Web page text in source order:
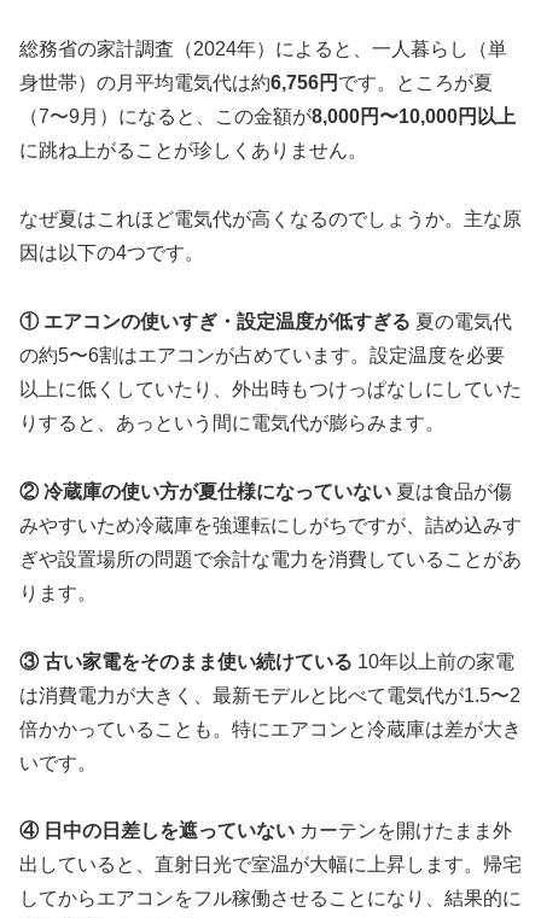
照明の見直しで年間節約
LED電球への切り替えを検討する
使わない部屋の照明はこまめに消す
電力会社のプランを見直す
時間帯別料金プランの活用
熱中症対策と節約を両立するために
総務省の家計調査（2024年）によると、一人暮らし（単
身世帯）の月平均電気代は約6,756円 です。ところが夏
（7〜9月）になると、この金額が8,000円〜10,000円以上
に跳ね上がることが珍しくありません。
なぜ夏はこれほど電気代が高くなるのでしょうか。主な原
因は以下の4つです。
① エアコンの使いすぎ・設定温度が低すぎる 夏の電気代
の約5〜6割はエアコンが占めています。設定温度を必要
以上に低くしていたり、外出時もつけっぱなしにしていた
りすると、あっという間に電気代が膨らみます。
② 冷蔵庫の使い方が夏仕様になっていない 夏は食品が傷
みやすいため冷蔵庫を強運転にしがちですが、詰め込みす
ぎや設置場所の問題で余計な電力を消費していることがあ
ります。
③ 古い家電をそのまま使い続けている 10年以上前の家電
は消費電力が大きく、最新モデルと比べて電気代が1.5〜2
倍かかっていることも。特にエアコンと冷蔵庫は差が大き
いです。
④ 日中の日差しを遮っていない カーテンを開けたまま外
出していると、直射日光で室温が大幅に上昇します。帰宅
してからエアコンをフル稼働させることになり、結果的に